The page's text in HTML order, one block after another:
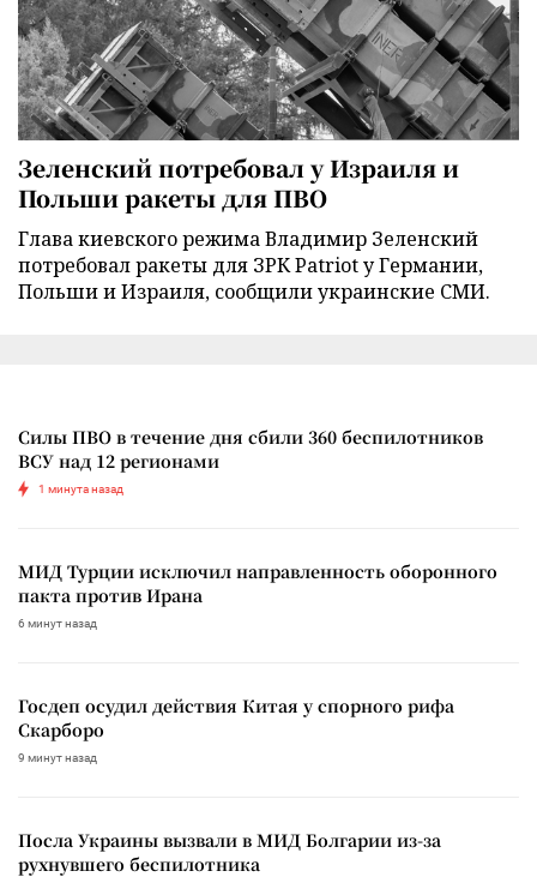
Зеленский потребовал у Израиля и
Польши ракеты для ПВО
Глава киевского режима Владимир Зеленский
потребовал ракеты для ЗРК Patriot у Германии,
Польши и Израиля, сообщили украинские СМИ.
Силы ПВО в течение дня сбили 360 беспилотников
ВСУ над 12 регионами
1 минута назад
МИД Турции исключил направленность оборонного
пакта против Ирана
6 минут назад
Госдеп осудил действия Китая у спорного рифа
Скарборо
9 минут назад
Посла Украины вызвали в МИД Болгарии из-за
рухнувшего беспилотника